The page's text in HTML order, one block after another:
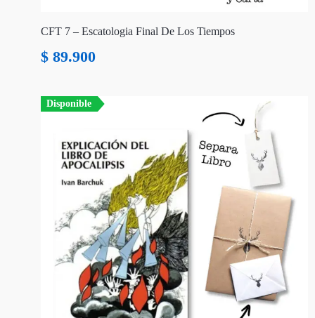
CFT 7 – Escatologia Final De Los Tiempos
$ 89.900
Disponible